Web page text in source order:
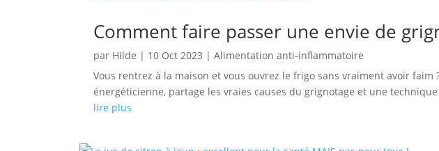
Comment faire passer une envie de
par Hilde | 10 Oct 2023 |Alimentation anti-inflammatoire
Vous rentrez à la maison et vous ouvrez le frigo sans vraiment avoir
énergéticienne, partage les vraies causes du grignotage et une
lire plus